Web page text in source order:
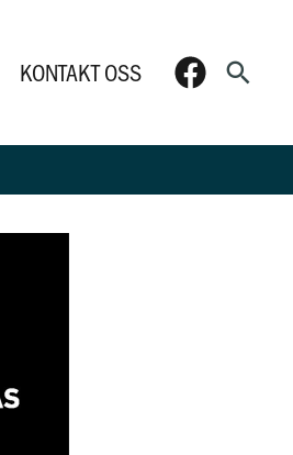
KONTAKT OSS Søk